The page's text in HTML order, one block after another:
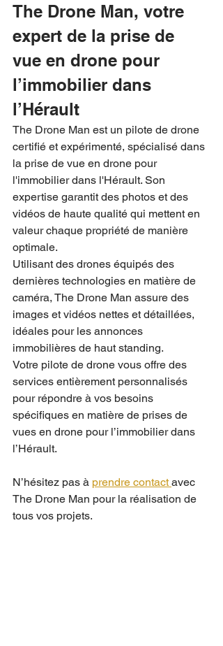
The Drone Man, votre
expert de la prise de
vue en drone pour
l’immobilier dans
l’Hérault
The Drone Man est un pilote de drone
certifié et expérimenté, spécialisé dans
la prise de vue en drone pour
l'immobilier dans l'Hérault. Son
expertise garantit des photos et des
vidéos de haute qualité qui mettent en
valeur chaque propriété de manière
optimale.
Utilisant des drones équipés des
dernières technologies en matière de
caméra, The Drone Man assure des
images et vidéos nettes et détaillées,
idéales pour les annonces
immobilières de haut standing.
Votre pilote de drone vous offre des
services entièrement personnalisés
pour répondre à vos besoins
spécifiques en matière de prises de
vues en drone pour l’immobilier dans
l’Hérault.
N’hésitez pas à prendre contact avec
The Drone Man pour la réalisation de
tous vos projets.